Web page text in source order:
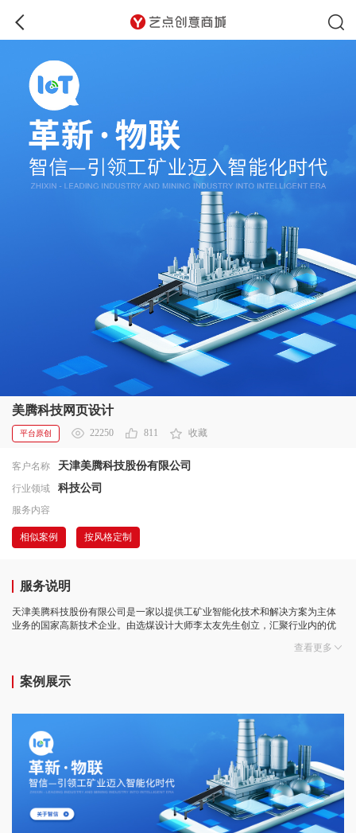
美腾科技网页设计
平台原创 22250 811 收藏
客户名称 天津美腾科技股份有限公司
行业领域 科技公司
服务内容
相似案例 按风格定制
服务说明
天津美腾科技股份有限公司是一家以提供工矿业智能化技术和解决方案为主体
业务的国家高新技术企业。由选煤设计大师李太友先生创立，汇聚行业内的优
根据客户资料，以用户体验至上为原则，具体模块详细分析针对化设计
查看更多
案例展示